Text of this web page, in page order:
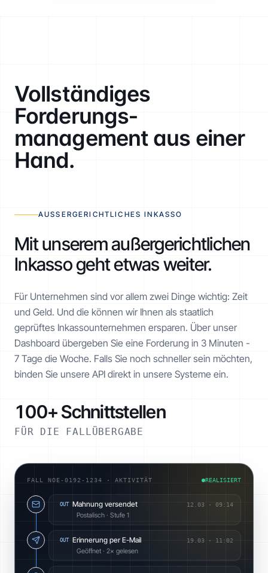
Vollständiges
Forderungs­
management aus einer
Hand.
AUSSERGERICHTLICHES INKASSO
Mit unserem außergerichtlichen
Inkasso geht etwas weiter.
Für Unternehmen sind vor allem zwei Dinge wichtig: Zeit
und Geld. Und die können wir Ihnen als staatlich
geprüftes Inkasso­unternehmen ersparen. Über unser
Dashboard übergeben Sie eine Forderung in 3 Minuten -
7 Tage die Woche. Falls Sie noch schneller sein möchten,
binden Sie unsere API direkt in unsere Systeme ein.
100+ Schnittstellen
FÜR DIE FALLÜBERGABE
FALL NOE-0192-1234 · AKTIVITÄT REALISIERT
OUT Mahnung versendet 12.03 · 09:14
Postalisch · Stufe 1
OUT Erinnerung per E-Mail 19.03 · 11:02
Geöffnet · 2× gelesen